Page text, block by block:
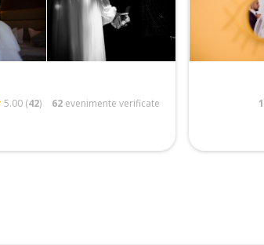
5.00 (42) 62evenimente verificate